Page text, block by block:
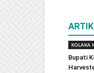
KOLAKA
Bupati